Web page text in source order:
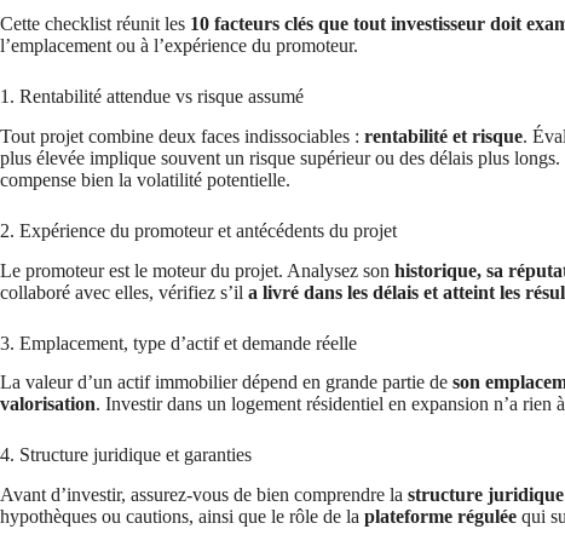
Cette checklist réunit les 10 facteurs clés que tout investisseur doit
l’emplacement ou à l’expérience du promoteur.
1. Rentabilité attendue vs risque assumé
Tout projet combine deux faces indissociables : rentabilité et risque.
plus élevée implique souvent un risque supérieur ou des délais plus
compense bien la volatilité potentielle.
2. Expérience du promoteur et antécédents du projet
Le promoteur est le moteur du projet. Analysez son historique, sa
collaboré avec elles, vérifiez s’il a livré dans les délais et atteint les
3. Emplacement, type d’actif et demande réelle
La valeur d’un actif immobilier dépend en grande partie de son
valorisation. Investir dans un logement résidentiel en expansion n’a
4. Structure juridique et garanties
Avant d’investir, assurez-vous de bien comprendre la structure juridique
hypothèques ou cautions, ainsi que le rôle de la plateforme régulée qui